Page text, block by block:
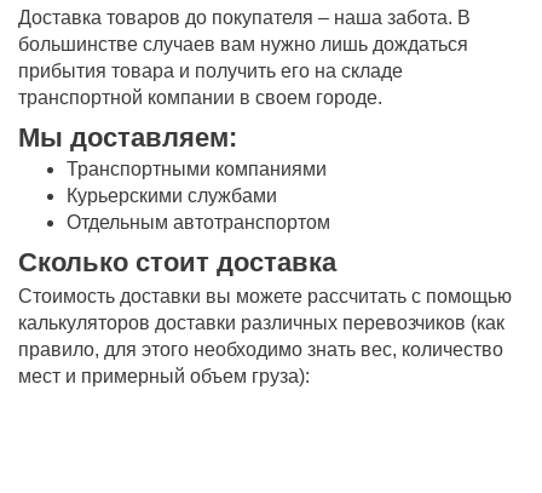
Доставка товаров до покупателя – наша забота. В
большинстве случаев вам нужно лишь дождаться
прибытия товара и получить его на складе
транспортной компании в своем городе.
Мы доставляем:
Транспортными компаниями
Курьерскими службами
Отдельным автотранспортом
Сколько стоит доставка
Стоимость доставки вы можете рассчитать с помощью
калькуляторов доставки различных перевозчиков (как
правило, для этого необходимо знать вес, количество
мест и примерный объем груза):